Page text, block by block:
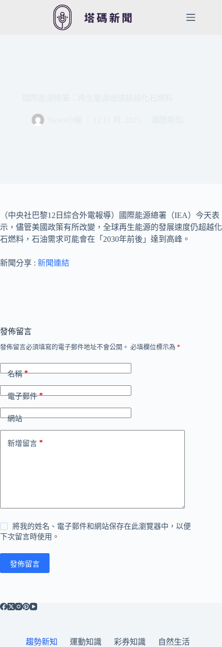
（中央社巴黎12日綜合外電報導）國際能源總署（IEA）今天表
示，儘管美國政策有所改變，全球再生能源的發展速度仍超越化
石燃料，石油需求可能會在「2030年前後」達到高峰。
新聞分享 : 新聞連結
發佈留言
發佈留言必須填寫的電子郵件地址不會公開。 必填欄位標示為 *
名稱*
電子郵件*
網站
新增留言 *
將我的姓名、電子郵件和網站保存在此瀏覽器中，以便
下次留言時使用。
發佈留言
趨勢新知 運動知識 彩券知識 自然生活